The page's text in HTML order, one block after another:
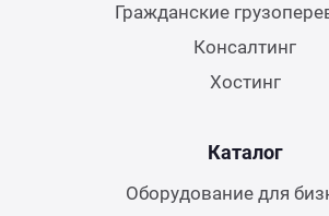
Гражданские
Консалтинг
Хостинг
Каталог
Оборудование для